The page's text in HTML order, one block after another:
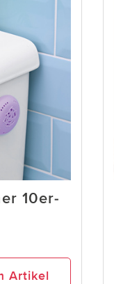
10er-
Artikel